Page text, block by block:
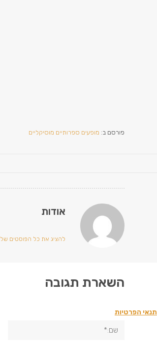
פורסם ב: מופעים ספרותיים מוסיקליים
אודות
להציג את כל הפוסטים של sigal
השארת תגובה
תנאי הפרטיות